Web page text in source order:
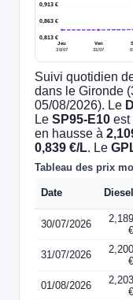
0,813 €
0,863 €
0,913 €
Jeu
30/07
Ven
31/07
Suivi quotidien
dans le Gironde
05/08/2026). Le
LeSP95-E10
en hausse à
0,839 €/L. Le
Tableau des prix
Date Diesel
30/07/2026
2,189
€
31/07/2026
2,200
€
01/08/2026
2,203
€